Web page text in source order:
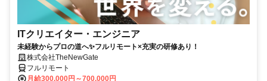
ITクリエイター・エンジニア
未経験からプロの道へ✨フルリモート×充実の研修あり！
株式会社TheNewGate
フルリモート
月給300,000円～700,000円